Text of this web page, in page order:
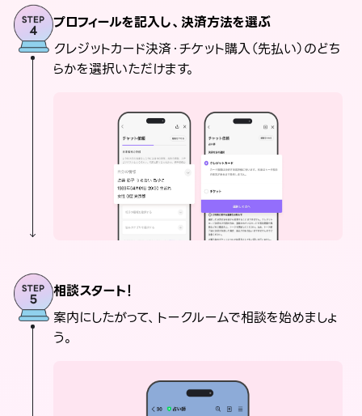
プロフィールを記入し、決済方法を選ぶ
クレジットカード決済・チケット購入（先払い）のどち
らかを選択いただけます。
相談スタート！
案内にしたがって、トークルームで相談を始めましょ
う。